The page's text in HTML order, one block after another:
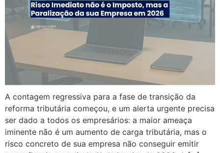
A contagem regressiva para a fase de transição da
reforma tributária começou, e um alerta urgente precisa
ser dado a todos os empresários: a maior ameaça
iminente não é um aumento de carga tributária, mas o
risco concreto de sua empresa não conseguir emitir